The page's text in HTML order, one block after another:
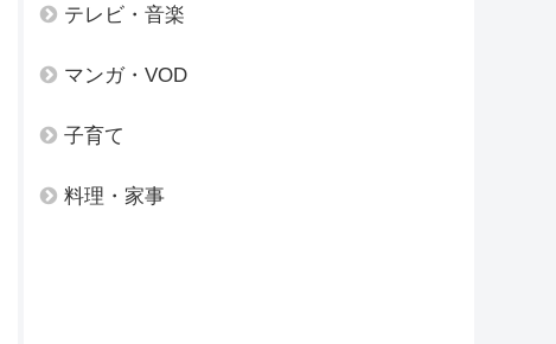
テレビ・音楽
マンガ・VOD
子育て
料理・家事